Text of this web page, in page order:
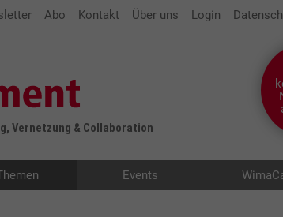
Abo Kontakt Über uns Login
Vernetzung & Collaboration
Events